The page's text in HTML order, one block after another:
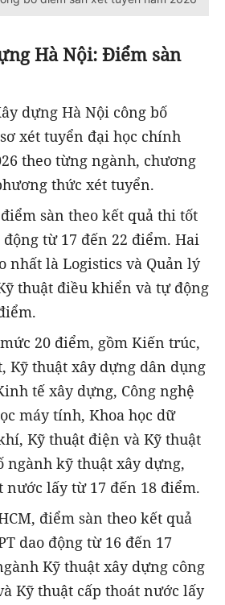
Hà Nội: Điểm sàn
dựng Hà Nội công bố
xét tuyển đại học chính
theo từng ngành, chương
thức xét tuyển.
sàn theo kết quả thi tốt
từ 17 đến 22 điểm. Hai
nhất là Logistics và Quản lý
thuật điều khiển và tự động
20 điểm, gồm Kiến trúc,
Kỹ thuật xây dựng dân dụng
tế xây dựng, Công nghệ
máy tính, Khoa học dữ
Kỹ thuật điện và Kỹ thuật
ngành kỹ thuật xây dựng,
nước lấy từ 17 đến 18 điểm.
điểm sàn theo kết quả
dao động từ 16 đến 17
Kỹ thuật xây dựng công
Kỹ thuật cấp thoát nước lấy